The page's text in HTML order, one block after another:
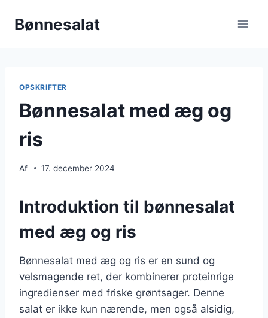
Bønnesalat
OPSKRIFTER
Bønnesalat med æg og
ris
Af 17. december 2024
Introduktion til bønnesalat
med æg og ris
Bønnesalat med æg og ris er en sund og
velsmagende ret, der kombinerer proteinrige
ingredienser med friske grøntsager. Denne
salat er ikke kun nærende, men også alsidig,